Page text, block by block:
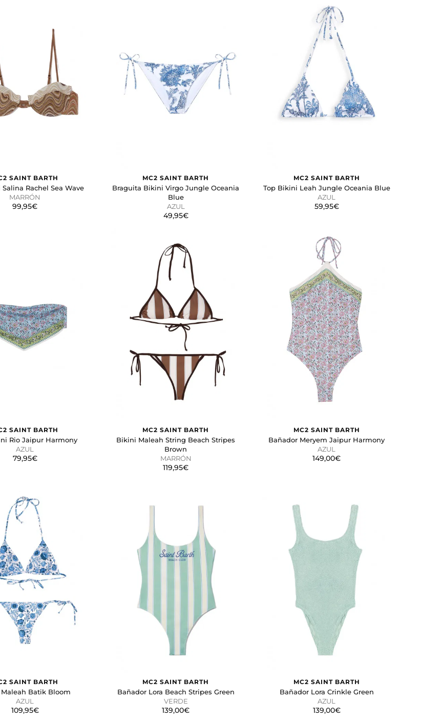
SAINT BARTH
Rachel Sea Wave
MARRÓN
99,95€
MC2 SAINT BARTH
Braguita Bikini Virgo Jungle Oceania
Blue
AZUL
49,95€
MC2 SAINT BARTH
Top Bikini Leah Jungle Oceania Blue
AZUL
59,95€
SAINT BARTH
Rio Jaipur Harmony
AZUL
79,95€
MC2 SAINT BARTH
Bikini Maleah String Beach Stripes
Brown
MARRÓN
119,95€
MC2 SAINT BARTH
Bañador Meryem Jaipur Harmony
AZUL
149,00€
SAINT BARTH
Batik Bloom
AZUL
109,95€
MC2 SAINT BARTH
Bañador Lora Beach Stripes Green
VERDE
139,00€
MC2 SAINT BARTH
Bañador Lora Crinkle Green
AZUL
139,00€
HABILITAR TODO RECHAZAR TODO
que el sitio web funcione y no se pueden desactivar en nuestros sistemas. Puede
o alertar sobre estas cookies, pero alguna áreas del sitio no funcionarán. Estas
de identificación personal.
las visitas y fuentes de tráfico para poder evaluar el rendimiento de nuestro sitio y
páginas son las más o menos visitadas, y cómo los visitantes navegan por el sitio. Toda la
web recordar información que cambia la forma en que la página se comporta o el
preferido o la región en la que usted se encuentra.
la sección "Configuración de cookies" al pie de la página. También puedes consultar